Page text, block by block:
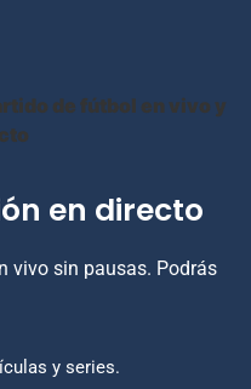
en directo​
vivo sin pausas. Podrás
y series.